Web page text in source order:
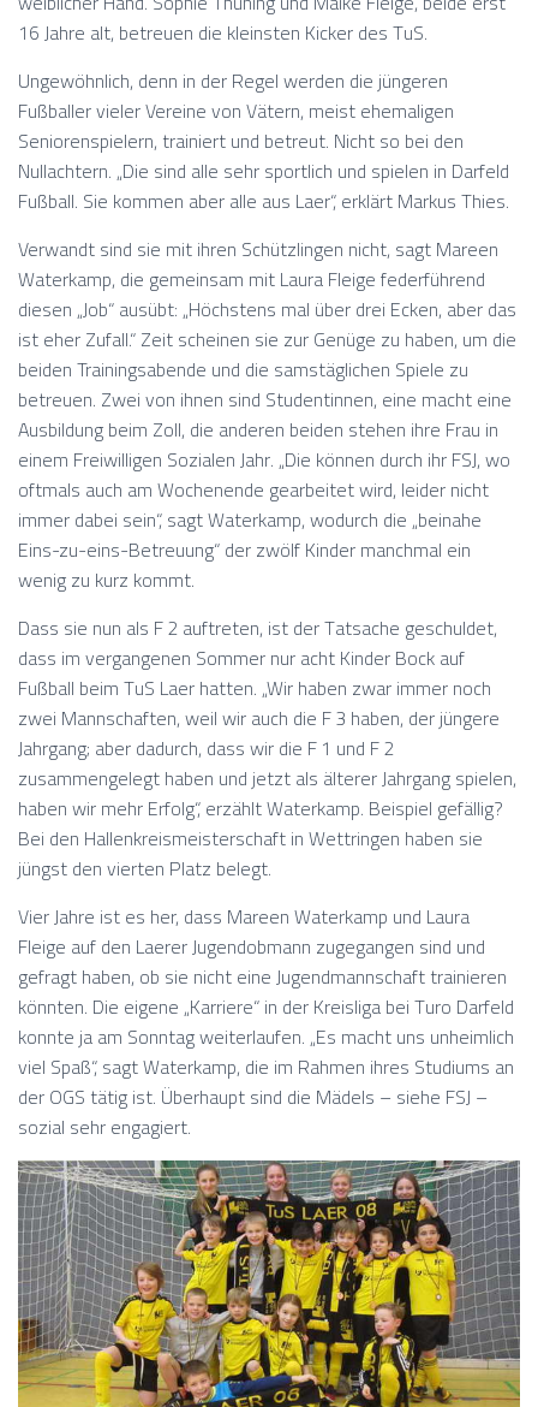
16 Jahre alt, betreuen die kleinsten Kicker des TuS.
Ungewöhnlich, denn in der Regel werden die jüngeren
Fußballer vieler Vereine von Vätern, meist ehemaligen
Seniorenspielern, trainiert und betreut. Nicht so bei den
Nullachtern. „Die sind alle sehr sportlich und spielen in Darfeld
Fußball. Sie kommen aber alle aus Laer“, erklärt Markus Thies.
Verwandt sind sie mit ihren Schützlingen nicht, sagt Mareen
Waterkamp, die gemeinsam mit Laura Fleige federführend
diesen „Job“ ausübt: „Höchstens mal über drei Ecken, aber das
ist eher Zufall.“ Zeit scheinen sie zur Genüge zu haben, um die
beiden Trainingsabende und die samstäglichen Spiele zu
betreuen. Zwei von ihnen sind Studentinnen, eine macht eine
Ausbildung beim Zoll, die anderen beiden stehen ihre Frau in
einem Freiwilligen Sozialen Jahr. „Die können durch ihr FSJ, wo
oftmals auch am Wochenende gearbeitet wird, leider nicht
immer dabei sein“, sagt Waterkamp, wodurch die „beinahe
Eins-zu-eins-Betreuung“ der zwölf Kinder manchmal ein
wenig zu kurz kommt.
Dass sie nun als F 2 auftreten, ist der Tatsache geschuldet,
dass im vergangenen Sommer nur acht Kinder Bock auf
Fußball beim TuS Laer hatten. „Wir haben zwar immer noch
zwei Mannschaften, weil wir auch die F 3 haben, der jüngere
Jahrgang; aber dadurch, dass wir die F 1 und F 2
zusammengelegt haben und jetzt als älterer Jahrgang spielen,
haben wir mehr Erfolg“, erzählt Waterkamp. Beispiel gefällig?
Bei den Hallenkreismeisterschaft in Wettringen haben sie
jüngst den vierten Platz belegt.
Vier Jahre ist es her, dass Mareen Waterkamp und Laura
Fleige auf den Laerer Jugendobmann zugegangen sind und
gefragt haben, ob sie nicht eine Jugendmannschaft trainieren
könnten. Die eigene „Karriere“ in der Kreisliga bei Turo Darfeld
konnte ja am Sonntag weiterlaufen. „Es macht uns unheimlich
viel Spaß“, sagt Waterkamp, die im Rahmen ihres Studiums an
der OGS tätig ist. Überhaupt sind die Mädels – siehe FSJ –
sozial sehr engagiert.